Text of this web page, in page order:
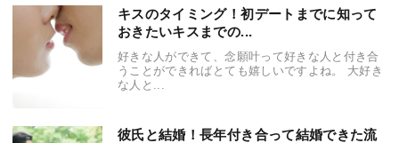
キスのタイミング！初デートまでに知って
おきたいキスまでの...
好きな人ができて、念願叶って好きな人と付き合
うことができればとても嬉しいですよね。 大好き
な人と...
彼氏と結婚！長年付き合って結婚できた流